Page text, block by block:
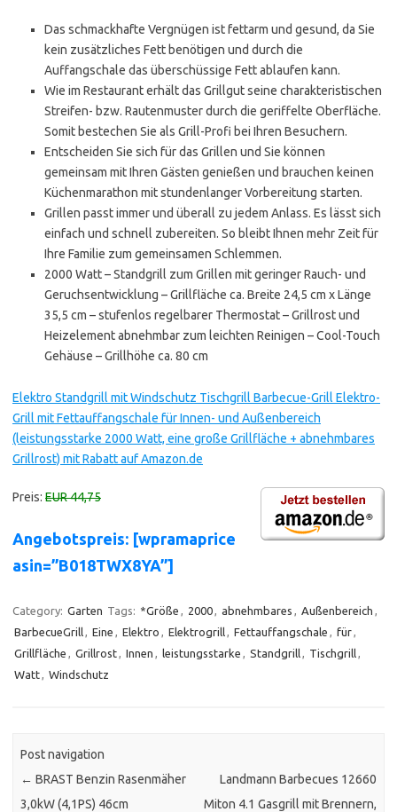
Das schmackhafte Vergnügen ist fettarm und gesund, da Sie
kein zusätzliches Fett benötigen und durch die
Auffangschale das überschüssige Fett ablaufen kann.
Wie im Restaurant erhält das Grillgut seine charakteristischen
Streifen- bzw. Rautenmuster durch die geriffelte Oberfläche.
Somit bestechen Sie als Grill-Profi bei Ihren Besuchern.
Entscheiden Sie sich für das Grillen und Sie können
gemeinsam mit Ihren Gästen genießen und brauchen keinen
Küchenmarathon mit stundenlanger Vorbereitung starten.
Grillen passt immer und überall zu jedem Anlass. Es lässt sich
einfach und schnell zubereiten. So bleibt Ihnen mehr Zeit für
Ihre Familie zum gemeinsamen Schlemmen.
2000 Watt – Standgrill zum Grillen mit geringer Rauch- und
Geruchsentwicklung – Grillfläche ca. Breite 24,5 cm x Länge
35,5 cm – stufenlos regelbarer Thermostat – Grillrost und
Heizelement abnehmbar zum leichten Reinigen – Cool-Touch
Gehäuse – Grillhöhe ca. 80 cm
Elektro Standgrill mit Windschutz Tischgrill Barbecue-Grill Elektro-
Grill mit Fettauffangschale für Innen- und Außenbereich
(leistungsstarke 2000 Watt, eine große Grillfläche + abnehmbares
Grillrost) mit Rabatt auf Amazon.de
Preis: EUR 44,75
Angebotspreis: [wpramaprice
asin=”B018TWX8YA”]
Category: Garten Tags: *Größe , 2000, abnehmbares , Außenbereich ,
BarbecueGrill, Eine , Elektro , Elektrogrill, Fettauffangschale , für,
Grillfläche , Grillrost, Innen , leistungsstarke , Standgrill, Tischgrill,
Watt, Windschutz
Post navigation
← BRAST Benzin Rasenmäher
3,0kW (4,1PS) 46cm
Landmann Barbecues 12660
Miton 4.1 Gasgrill mit Brennern,